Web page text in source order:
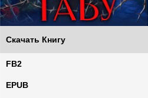
Скачать Книгу
FB2
EPUB